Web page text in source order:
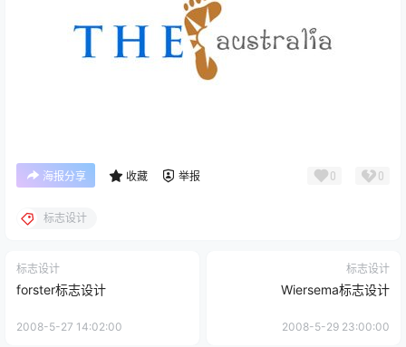
海报分享 收藏 举报 0 0
标志设计
标志设计
forster标志设计
2008-5-27 14:02:00
标志设计
Wiersema标志设计
2008-5-29 23:00:00